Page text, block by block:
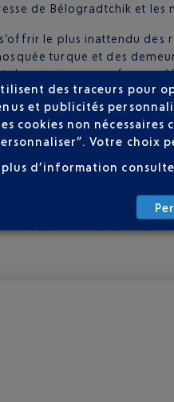
de Bélogradtchik et les
le plus inattendu
turque et des
de nourrir nos parfums
clinquants
AU
des traceurs pour
et publicités
cookies non nécessaires
Votre
plus d’information